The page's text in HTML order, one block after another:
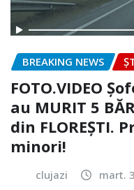
BREAKING NEWS
FOTO.VIDEO
au MURIT 5
din FLOREȘTI.
minori!
clujazi mart.